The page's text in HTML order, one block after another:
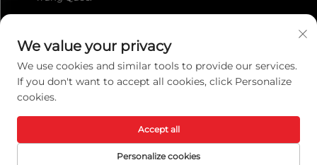
[email protected]
Mọi quyền được bảo lưu.
Chính sách bảo mật
We value your privacy
We use cookies and similar tools to provide our services.
If you don't want to accept all cookies, click Personalize
cookies.
Personalize cookies
Accept all